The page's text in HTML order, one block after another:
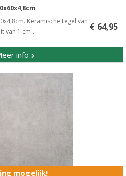
Keramische tegel van
van 1 cm..
info
€ 64,95
mogelijk!